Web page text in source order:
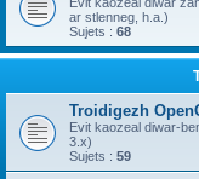
ar stlenneg, h.a.)
Sujets : 68
Troidigezh
Evit kaozeal diwar-
3.x)
Sujets : 59